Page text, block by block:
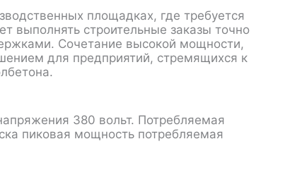
площадках, где требуется
выполнять строительные заказы точно
Сочетание высокой мощности,
для предприятий, стремящихся к
380 вольт. Потребляемая
пиковая мощность потребляемая